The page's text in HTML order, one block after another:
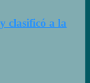
clasificó a la